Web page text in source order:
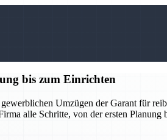
bis zum Einrichten
Umzügen der Garant für
alle Schritte, von der ersten